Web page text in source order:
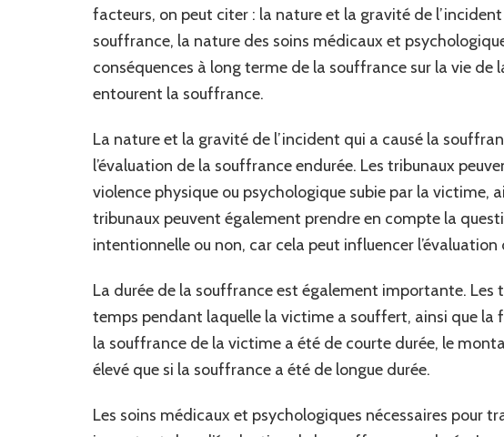
facteurs, on peut citer : la nature et la gravité de
souffrance, la nature des soins médicaux et
conséquences à long terme de la souffrance sur la vie de
entourent la souffrance.
La nature et la gravité de l’incident qui a causé la
l’évaluation de la souffrance endurée. Les tribunaux
violence physique ou psychologique subie par la victime,
tribunaux peuvent également prendre en compte la
intentionnelle ou non, car cela peut influencer
La durée de la souffrance est également importante.
temps pendant laquelle la victime a souffert, ainsi que la
la souffrance de la victime a été de courte durée, le
élevé que si la souffrance a été de longue durée.
Les soins médicaux et psychologiques nécessaires pour